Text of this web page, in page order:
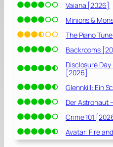
Vaiana [2026]
Minions &
The Piano
Backrooms
Disclosure
[2026]
Glennkill: Ein
Der Astronaut
Crime 101
Avatar: Fire